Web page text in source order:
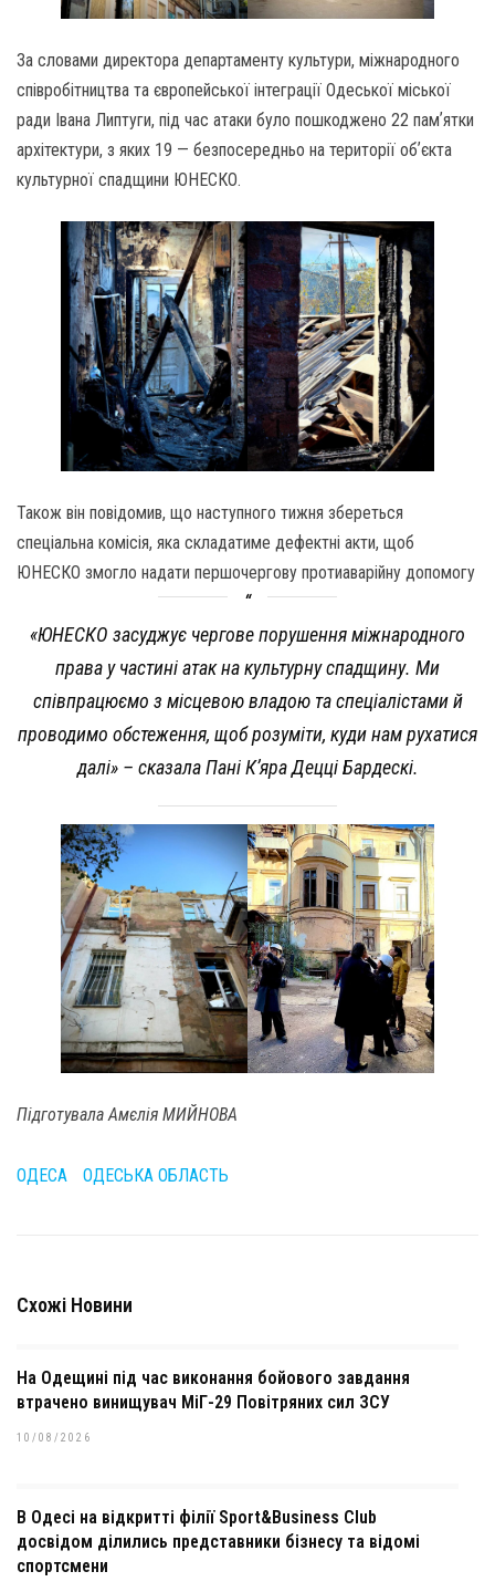
За словами директора департаменту культури, міжнародного
співробітництва та європейської інтеграції Одеської міської
ради Івана Липтуги, під час атаки було пошкоджено 22 памʼятки
архітектури, з яких 19 — безпосередньо на території обʼєкта
культурної спадщини ЮНЕСКО.
Також він повідомив, що наступного тижня збереться
спеціальна комісія, яка складатиме дефектні акти, щоб
ЮНЕСКО змогло надати першочергову протиаварійну допомогу
«ЮНЕСКО засуджує чергове порушення міжнародного
права у частині атак на культурну спадщину. Ми
співпрацюємо з місцевою владою та спеціалістами й
проводимо обстеження, щоб розуміти, куди нам рухатися
далі» – сказала Пані К’яра Децці Бардескі.
Підготувала Амєлія МИЙНОВА
ОДЕСА ОДЕСЬКА ОБЛАСТЬ
Схожі Новини
На Одещині під час виконання бойового завдання
втрачено винищувач МіГ-29 Повітряних сил ЗСУ
10/08/2026
В Одесі на відкритті філії Sport&Business Club
досвідом ділились представники бізнесу та відомі
спортсмени